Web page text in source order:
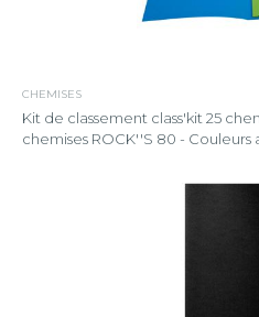
CHEMISES
Kit de classement class'kit 25
chemises ROCK''S 80 - Couleurs